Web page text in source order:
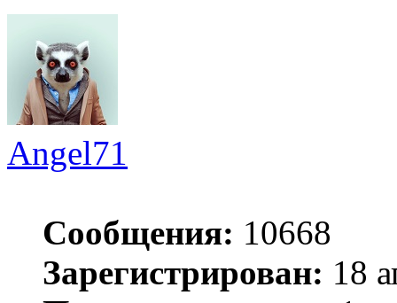
Angel71
Сообщения: 10668
Зарегистрирован: 18